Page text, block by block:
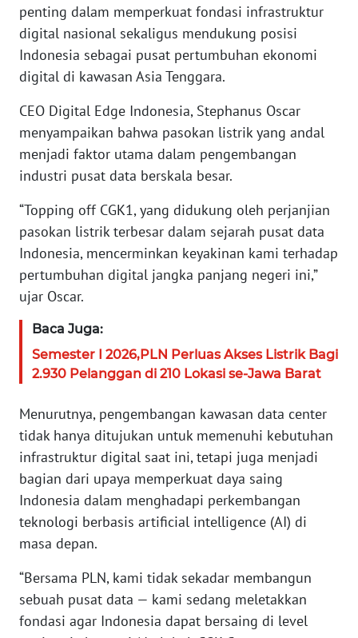
penting dalam memperkuat fondasi infrastruktur
digital nasional sekaligus mendukung posisi
Indonesia sebagai pusat pertumbuhan ekonomi
digital di kawasan Asia Tenggara.
CEO Digital Edge Indonesia, Stephanus Oscar
menyampaikan bahwa pasokan listrik yang andal
menjadi faktor utama dalam pengembangan
industri pusat data berskala besar.
“Topping off CGK1, yang didukung oleh perjanjian
pasokan listrik terbesar dalam sejarah pusat data
Indonesia, mencerminkan keyakinan kami terhadap
pertumbuhan digital jangka panjang negeri ini,”
ujar Oscar.
Baca Juga:
Semester I 2026,PLN Perluas Akses Listrik Bagi
2.930 Pelanggan di 210 Lokasi se-Jawa Barat
Menurutnya, pengembangan kawasan data center
tidak hanya ditujukan untuk memenuhi kebutuhan
infrastruktur digital saat ini, tetapi juga menjadi
bagian dari upaya memperkuat daya saing
Indonesia dalam menghadapi perkembangan
teknologi berbasis artificial intelligence (AI) di
masa depan.
“Bersama PLN, kami tidak sekadar membangun
sebuah pusat data — kami sedang meletakkan
fondasi agar Indonesia dapat bersaing di level
WN
PAPUA
BARAT
RIAU
WN
SERAMBI
WN
JAMBI
WN
WN
SULBAR
WN
BABEL
SUMBAR
WN